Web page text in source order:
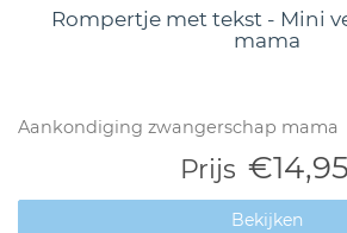
Rompertje met tekst - Mini
mama
Aankondiging zwangerschap mama
Prijs €14,95
Bekijken